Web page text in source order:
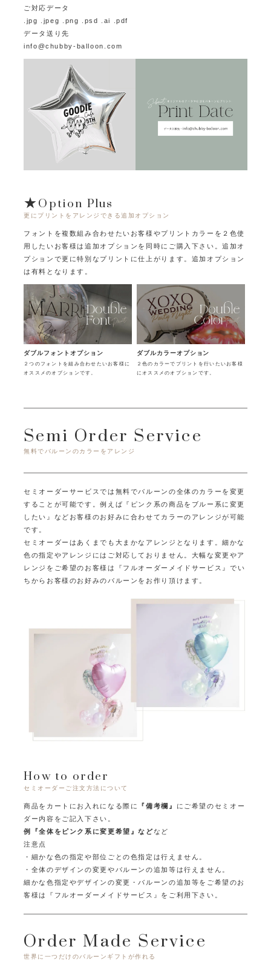
ご対応データ
.jpg .jpeg .png .psd .ai .pdf
データ送り先
info@chubby-balloon.com
★Option Plus
更にプリントをアレンジできる追加オプション
フォントを複数組み合わせたいお客様やプリントカラーを２色使
用したいお客様は追加オプションを同時にご購入下さい。追加オ
プションで更に特別なプリントに仕上がります。追加オプション
は有料となります。
ダブルフォントオプション
２つのフォントを組み合わせたいお客様に
オススメのオプションです。
ダブルカラーオプション
２色のカラーでプリントを行いたいお客様
にオススメのオプションです。
Semi Order Service
無料でバルーンのカラーをアレンジ
セミオーダーサービスでは無料でバルーンの全体のカラーを変更
することが可能です。例えば『ピンク系の商品をブルー系に変更
したい』など お客様のお好みに合わせてカラーのアレンジが可能
です。
セミオーダーはあくまでも大まかなアレンジとなります。細かな
色の指定やアレンジにはご対応しておりません。 大幅な変更やア
レンジをご希望のお客様は『フルオーダーメイドサービス』で い
ちからお客様のお好みのバルーンをお作り頂けます。
How to order
セミオーダーご注文方法について
商品をカートにお入れになる際に 『備考欄』
にご希望のセミオー
ダー内容をご記入下さい。
例『全体をピンク系に変更希望』などなど
注意点
・細かな色の指定や部位ごとの色指定は行えません。
・全体のデザインの変更やバルーンの追加等は行えません。
細かな色指定やデザインの変更・バルーンの追加等をご希望のお
客様は
『フルオーダーメイドサービス』をご利用下さい。
Order Made Service
世界に一つだけのバルーンギフトが作れる